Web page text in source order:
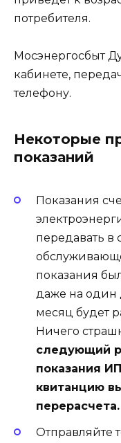
потребителя.
Мосэнергосбыт
кабинете,
телефону.
Некоторые
показаний
Показания
передавать в
показания
даже на один
месяц будет
Ничего
следующий
показания
квитанцию
перерасчета.
Отправляйте